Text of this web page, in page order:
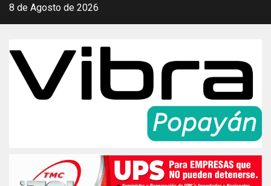
Saltar
8 de Agosto de 2026